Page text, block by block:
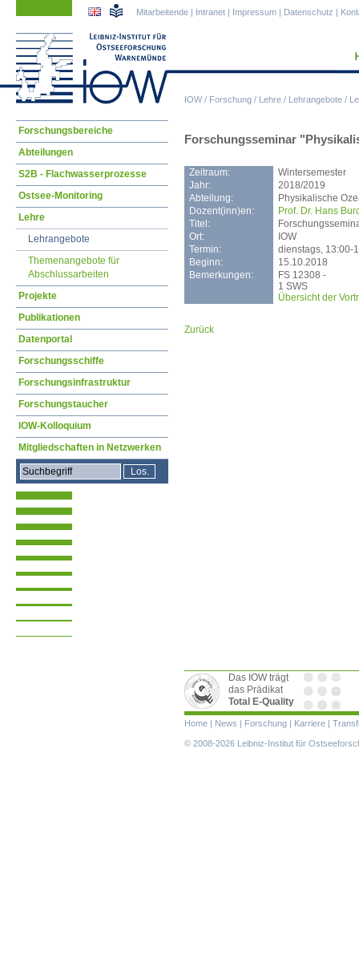
IOW/ Forschung / Lehre / Lehrangebote /
Mitarbeitende | Intranet | Impressum | Datenschutz |
Forschungsseminar
Zeitraum:
Wintersemester
Jahr:
2018/2019
Abteilung:
Physikalische
Dozent(inn)en:
Prof. Dr. Hans
Titel:
Ort:
IOW
Termin:
dienstags, 13:00-
Beginn:
15.10.2018
Bemerkungen:
FS 12308 -
1 SWS
Übersicht der
Zurück
Navigation
überspringen
Forschungsbereiche
Abteilungen
S2B - Flachwasserprozesse
Ostsee-Monitoring
Lehre
Lehrangebote
Themenangebote für
Abschlussarbeiten
Projekte
Publikationen
Datenportal
Forschungsschiffe
Forschungsinfrastruktur
Forschungstaucher
IOW-Kolloquium
Mitgliedschaften in Netzwerken
Das IOW trägt
das Prädikat
Total E-Quality
Navigation
überspringen
Home | News | Forschung | Karriere |
© 2008-2026 Leibniz-Institut für